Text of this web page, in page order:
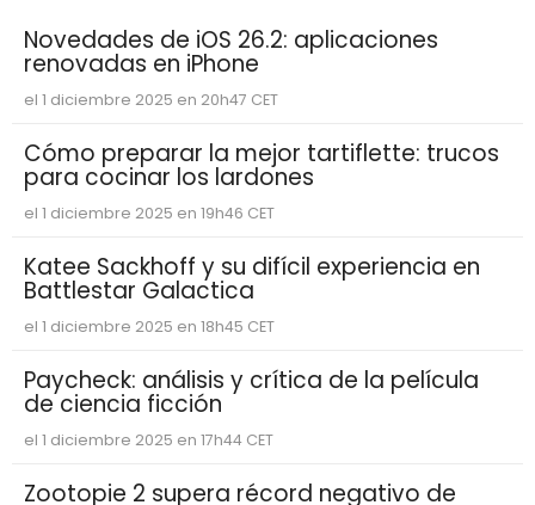
Novedades de iOS 26.2: aplicaciones
renovadas en iPhone
el 1 diciembre 2025 en 20h47 CET
Cómo preparar la mejor tartiflette: trucos
para cocinar los lardones
el 1 diciembre 2025 en 19h46 CET
Katee Sackhoff y su difícil experiencia en
Battlestar Galactica
el 1 diciembre 2025 en 18h45 CET
Paycheck: análisis y crítica de la película
de ciencia ficción
el 1 diciembre 2025 en 17h44 CET
Zootopie 2 supera récord negativo de